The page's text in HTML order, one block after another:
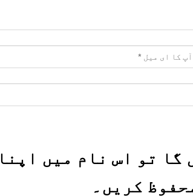
گا تو اس نام میں اپنا
کریں۔